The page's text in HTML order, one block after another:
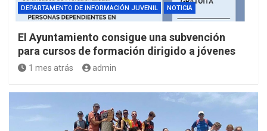
DEPARTAMENTO DE INFORMACIÓN JUVENIL
NOTICIA
El Ayuntamiento consigue una subvención
para cursos de formación dirigido a jóvenes
1 mes atrás admin